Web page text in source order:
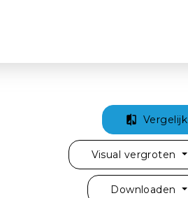
Vergelijk
Visual vergroten
Downloaden